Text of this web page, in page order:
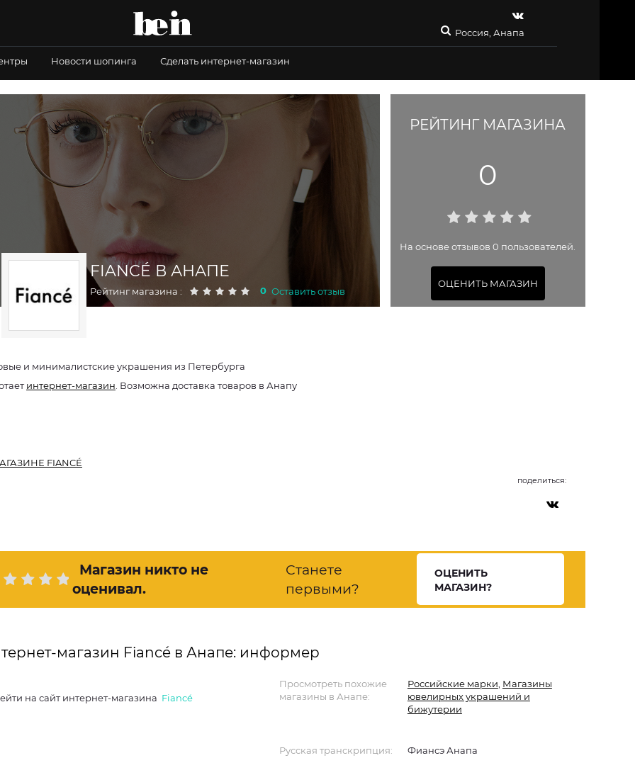
Россия, Анапа
Новости шопинга Сделать интернет-магазин
FIANCÉ В АНАПЕ
Рейтинг магазина : 0 Оставить отзыв
РЕЙТИНГ МАГАЗИНА
0
На основе отзывов 0 пользователей.
ОЦЕНИТЬ МАГАЗИН
и минималистские украшения из Петербурга
интернет-магазин . Возможна доставка товаров в Анапу
FIANCÉ
поделиться:
Магазин никто не
оценивал.
Станете
первыми?
ОЦЕНИТЬ
МАГАЗИН?
магазин Fiancé в Анапе: информер
на сайт интернет-магазина Fiancé
Просмотреть похожие
магазины в Анапе:
Российские марки Магазины
ювелирных украшений и
бижутерии
Русская транскрипция: Фиансэ Анапа